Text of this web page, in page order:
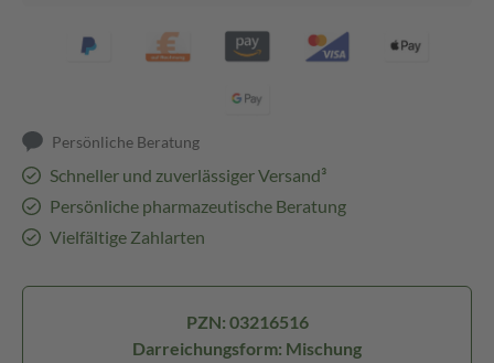
Persönliche Beratung
Schneller und zuverlässiger Versand³
Persönliche pharmazeutische Beratung
Vielfältige Zahlarten
PZN: 03216516
Darreichungsform: Mischung